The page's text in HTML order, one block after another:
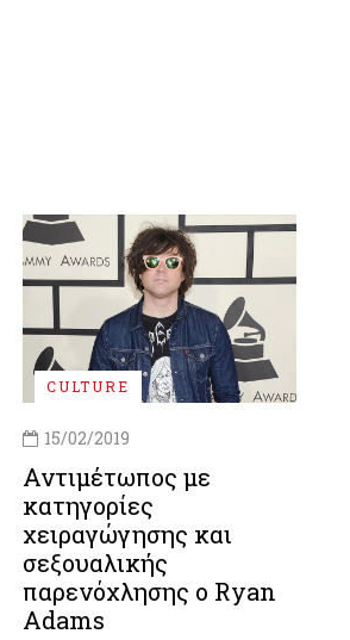
CULTURE
15/02/2019
Αντιμέτωπος με
κατηγορίες
χειραγώγησης και
σεξουαλικής
παρενόχλησης ο Ryan
Adams